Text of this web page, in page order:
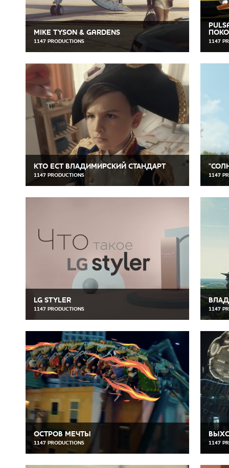
MIKE TYSON & GARDENS
1147 PRODUCTIONS 1147
КТО ЕСТ ВЛАДИМИРСКИЙ СТАНДАРТ
1147 PRODUCTIONS 1147
LG STYLER
1147 PRODUCTIONS 1147
ОСТРОВ МЕЧТЫ
1147 PRODUCTIONS 1147